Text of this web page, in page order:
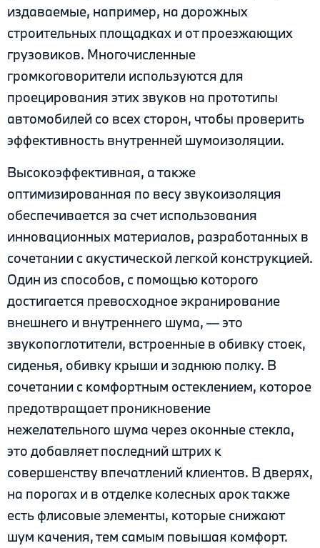
издаваемые, например, на дорожных
строительных площадках и от проезжающих
грузовиков. Многочисленные
громкоговорители используются для
проецирования этих звуков на прототипы
автомобилей со всех сторон, чтобы проверить
эффективность внутренней шумоизоляции.
Высокоэффективная, а также
оптимизированная по весу звукоизоляция
обеспечивается за счет использования
инновационных материалов, разработанных в
сочетании с акустической легкой конструкцией.
Один из способов, с помощью которого
достигается превосходное экранирование
внешнего и внутреннего шума, — это
звукопоглотители, встроенные в обивку стоек,
сиденья, обивку крыши и заднюю полку. В
сочетании с комфортным остеклением, которое
предотвращает проникновение
нежелательного шума через оконные стекла,
это добавляет последний штрих к
совершенству впечатлений клиентов. В дверях,
на порогах и в отделке колесных арок также
есть флисовые элементы, которые снижают
шум качения, тем самым повышая комфорт.